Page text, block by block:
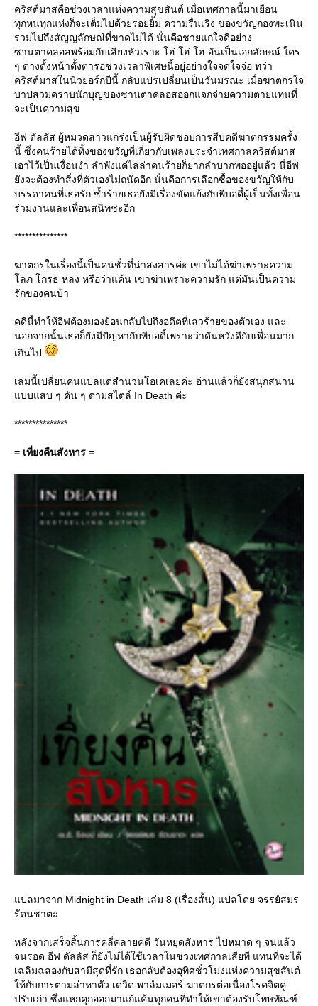
คริสต์มาสคือช่วงเวลาแห่งความสุขสันต์ เมื่อเทศกาลนี้มาเยือน
ทุกหนทุกแห่งก็จะเต็มไปด้วยรอยยิ้ม ความรื่นเริง ของขวัญกองพะเนิน
รวมไปถึงสัญญลักษณ์ที่ขาดไม่ได้ นั่นคือชายแก่ใจดีอย่าง
ซานตาคลอสพร้อมกับเสียงหัวเราะ โฮ่ โฮ่ โฮ่ อันเป็นเอกลักษณ์ ใคร
ๆ ต่างตั้งหน้าตั้งตารอช่วงเวลาพิเศษนี้อยู่อย่างใจจดใจจ่อ ทว่า
คริสต์มาสในนิวยอร์กปีนี้ กลับแปรเปลี่ยนเป็นวันมรณะ เมื่อฆาตกรใจ
บาปสวมคราบนักบุญของซานตาคลอสออกแจกจ่ายความตายแทนที่
จะเป็นความสุข
อีฟ ดัลลัส ผู้หมวดสาวแกร่งเป็นผู้รับผิดชอบการสืบคดีฆาตกรรมครั้ง
นี้ ซึ่งคนร้ายได้ทิ้งของขวัญที่เกี่ยวกับเพลงประจำเทศกาลคริสต์มาส
เอาไว้เป็นเงื่อนงำ ลำพังแค่ไล่ล่าคนร้ายก็ยากลำบากพออยู่แล้ว นี่อีฟ
ังจะต้องทำสิ่งที่ตัวเองไม่ถนัดอีก นั่นคือการเลือกซื้อของขวัญให้กับ
บรรดาคนที่เธอรัก ซ้ำร้ายเธอยังมีเรื่องขัดแย้งกับพีบอดี้ผู้เป็นทั้งเพื่อน
ร่วมงานและเพื่อนสนิทซะอีก
***************
ฆาตกรในเรื่องนี้เป็นคนชั่วที่น่าสงสารค่ะ เขาไม่ได้ฆ่าเพราะความ
ลภ โกรธ หลง หรือว่าแค้น เขาฆ่าเพราะความรัก แต่มันเป็นความ
รักของคนบ้า
คดีนี้ทำให้อีฟต้องมองย้อนกลับไปถึงอดีตที่เลวร้ายของตัวเอง และ
นอกจากนั้นเธอก็ยังมีปัญหากับพีบอดี้เพราะว่าดันหวังดีกับเพื่อนมาก
เกินไป
เล่มนี้เปลี่ยนคนแปลแต่สำนวนโอเคเลยค่ะ อ่านแล้วก็ยังสนุกสนาน
บบแสบ ๆ คัน ๆ ตามสไตล์ In Death ค่ะ
***************
= เที่ยงคืนสังหาร =
ปลมาจาก Midnight in Death เล่ม 8 (เรื่องสั้น) แปลโดย จรรย์สมร
รัตนชาตะ
หลังจากเสร็จสิ้นการคลี่คลายคดี วันหยุดสังหาร ไปหมาด ๆ จนแล้ว
จนรอด อีฟ ดัลลัส ก็ยังไม่ได้ใช้เวลาในช่วงเทศกาลเสียที แทนที่จะได้
เฉลิมฉลองกับสามีสุดที่รัก เธอกลับต้องอุทิศชั่วโมงแห่งความสุขสันต์
ห้กับการตามล่าหาตัว เดวิด พาล์มเมอร์ ฆาตกรต่อเนื่องโรคจิตคู่
ปรับเก่า ซึ่งแหกคุกออกมาแก้แค้นทุกคนที่ทำให้เขาต้องรับโทษทัณฑ์